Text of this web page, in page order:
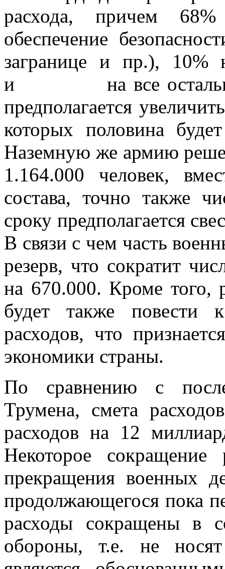
расхода, причем
обеспечение
загранице и пр.), 10%
и на все остальные.
предпо­лагается
которых половина
Наземную же армию
1.164.000 человек,
состава, точно также
сроку предполагается
В связи с чем часть
резерв, что сократит
на 670.000. Кроме того,
будет также повести
расходов, что
экономики страны.
По сравнению с
Трумена, смета
расходов на 12
Некоторое сокращение
прекращения военных
продолжающегося пока
расходы сокращены в
обороны, т.е. не носят